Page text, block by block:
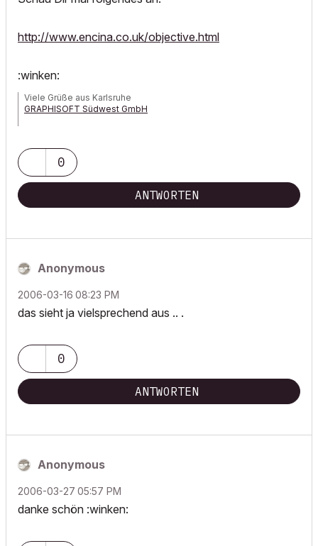
http://www.encina.co.uk/objective.html
:winken:
Viele Grüße aus Karlsruhe
GRAPHISOFT Südwest GmbH
0
ANTWORTEN
Anonymous
‎2006-03-16 08:23 PM
das sieht ja vielsprechend aus .. .
0
ANTWORTEN
Anonymous
‎2006-03-27 05:57 PM
danke schön :winken: